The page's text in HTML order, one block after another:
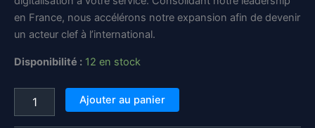
en France, nous accélérons notre expansion afin de devenir
un acteur clef à l’international.
Disponibilité : 12 en stock
Ajouter au panier